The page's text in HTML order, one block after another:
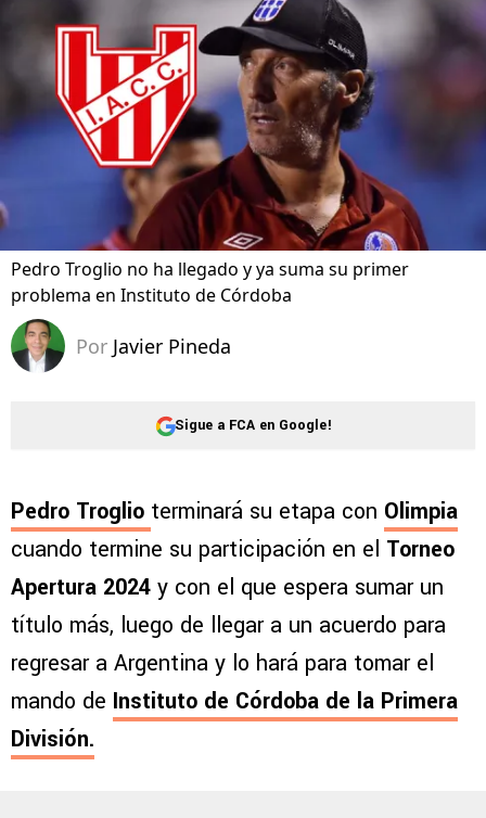
Pedro Troglio no ha llegado y ya suma su primer
problema en Instituto de Córdoba
Por Javier Pineda
Sigue a FCA en Google!
Pedro Troglio terminará su etapa con Olimpia
cuando termine su participación en el Torneo
Apertura 2024 y con el que espera sumar un
título más, luego de llegar a un acuerdo para
regresar a Argentina y lo hará para tomar el
mando de Instituto de Córdoba de la Primera
División.